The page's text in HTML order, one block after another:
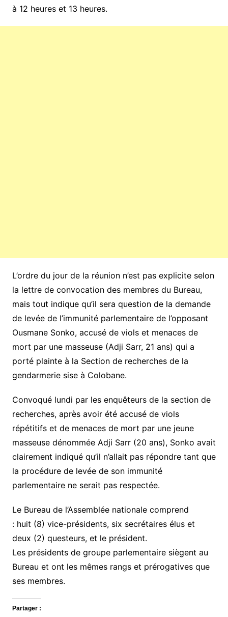
à 12 heures et 13 heures.
L’ordre du jour de la réunion n’est pas explicite selon
la lettre de convocation des membres du Bureau,
mais tout indique qu’il sera question de la demande
de levée de l’immunité parlementaire de l’opposant
Ousmane Sonko, accusé de viols et menaces de
mort par une masseuse (Adji Sarr, 21 ans) qui a
porté plainte à la Section de recherches de la
gendarmerie sise à Colobane.
Convoqué lundi par les enquêteurs de la section de
recherches, après avoir été accusé de viols
répétitifs et de menaces de mort par une jeune
masseuse dénommée Adji Sarr (20 ans), Sonko avait
clairement indiqué qu’il n’allait pas répondre tant que
la procédure de levée de son immunité
parlementaire ne serait pas respectée.
Le Bureau de l’Assemblée nationale comprend
: huit (8) vice-présidents, six secrétaires élus et
deux (2) questeurs, et le président.
Les présidents de groupe parlementaire siègent au
Bureau et ont les mêmes rangs et prérogatives que
ses membres.
Partager :